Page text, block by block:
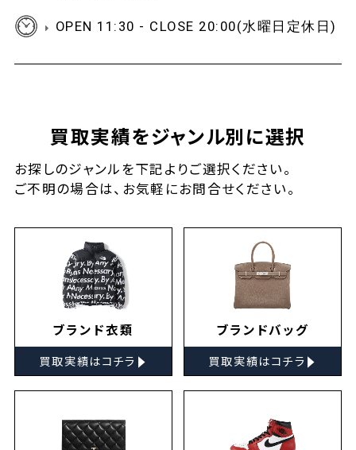
OPEN 11:30 - CLOSE 20:00(水曜日定休日)
買取実績をジャンル別に選択
お探しのジャンルを下記よりご選択ください。
ご不明の場合は、お気軽にお問合せください。
ブランド衣類
買取実績はコチラ ▸
ブランドバッグ
買取実績はコチラ ▸